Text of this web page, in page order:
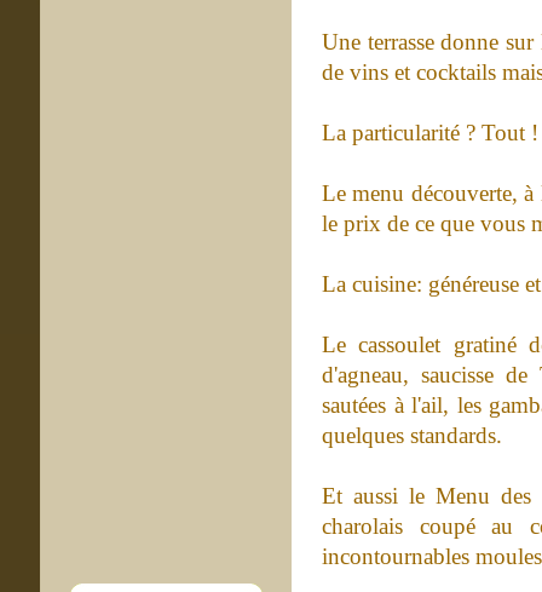
Une terrasse donne
de vins et cocktails
La particularité ? Tout !
Le menu découverte,
le prix de ce que vous
La cuisine: généreuse
Le cassoulet gratiné
d'agneau, saucisse
sautées à l'ail, les
quelques standards.
Et aussi le Menu des
charolais coupé au
incontournables